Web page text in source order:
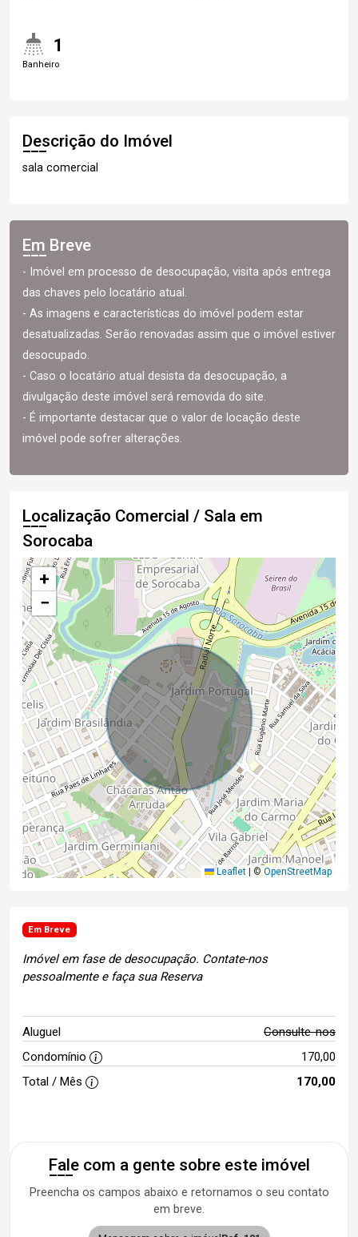
1
Banheiro
Descrição do Imóvel
sala comercial
Em Breve
- Imóvel em processo de desocupação, visita após entrega
das chaves pelo locatário atual.
- As imagens e características do imóvel podem estar
desatualizadas. Serão renovadas assim que o imóvel estiver
desocupado.
- Caso o locatário atual desista da desocupação, a
divulgação deste imóvel será removida do site.
- É importante destacar que o valor de locação deste
imóvel pode sofrer alterações.
Localização Comercial / Sala em
Sorocaba
+
−
Leaflet | ©OpenStreetMap
Em Breve
Imóvel em fase de desocupação. Contate-nos
pessoalmente e faça sua Reserva
Aluguel
Consulte-nos
Condomínio
170,00
Total / Mês
170,00
Fale com a gente sobre este imóvel
Preencha os campos abaixo e retornamos o seu contato
em breve.